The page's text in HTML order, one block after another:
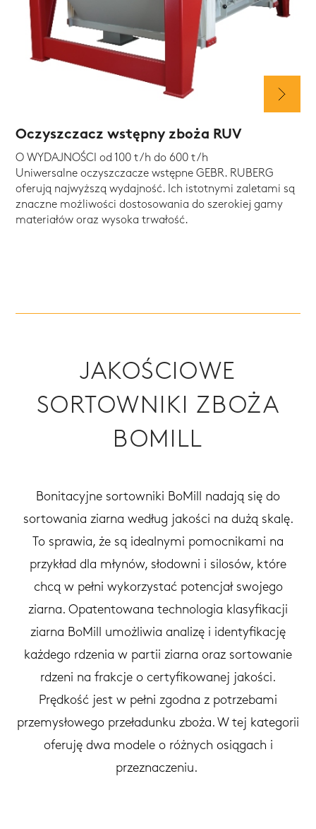
Oczyszczacz wstępny zboża RUV
O WYDAJNOŚCI od 100 t/h do 600 t/h
Uniwersalne oczyszczacze wstępne GEBR. RUBERG
oferują najwyższą wydajność. Ich istotnymi zaletami są
znaczne możliwości dostosowania do szerokiej gamy
materiałów oraz wysoka trwałość.
JAKOŚCIOWE
SORTOWNIKI ZBOŻA
BOMILL
Bonitacyjne sortowniki BoMill nadają się do
sortowania ziarna według jakości na dużą skalę.
To sprawia, że ​​są idealnymi pomocnikami na
przykład dla młynów, słodowni i silosów, które
chcą w pełni wykorzystać potencjał swojego
ziarna. Opatentowana technologia klasyfikacji
ziarna BoMill umożliwia analizę i identyfikację
każdego rdzenia w partii ziarna oraz sortowanie
rdzeni na frakcje o certyfikowanej jakości.
Prędkość jest w pełni zgodna z potrzebami
przemysłowego przeładunku zboża. W tej kategorii
oferuję dwa modele o różnych osiągach i
przeznaczeniu.